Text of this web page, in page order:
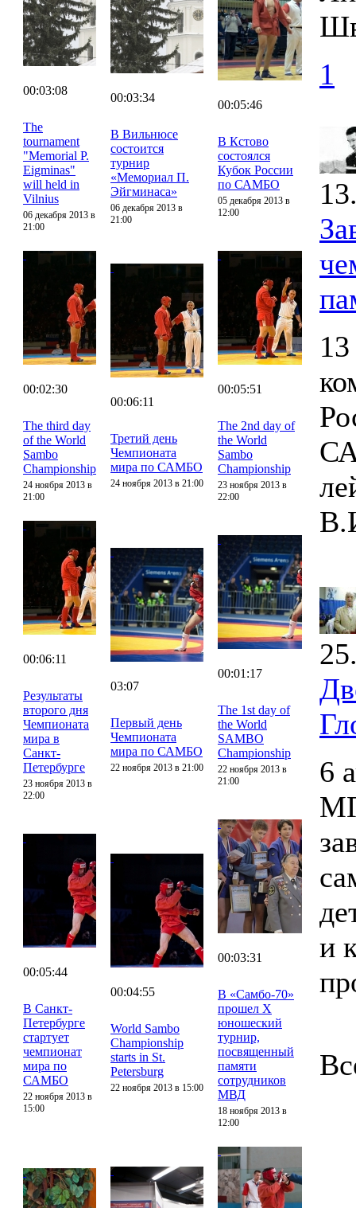
00:03:08
The
tournament
"Memorial P.
Eigminas"
will held in
Vilnius
06 декабря 2013 в
21:00
00:03:34
В Вильнюсе
состоится
турнир
«Мемориал П.
Эйгминаса»
06 декабря 2013 в
21:00
00:05:46
В Кстово
состоялся
Кубок России
по САМБО
05 декабря 2013 в
12:00
00:02:30
The third day
of the World
Sambo
Championship
24 ноября 2013 в
21:00
00:06:11
Третий день
Чемпионата
мира по САМБО
24 ноября 2013 в 21:00
00:05:51
The 2nd day of
the World
Sambo
Championship
23 ноября 2013 в
22:00
00:06:11
Результаты
второго дня
Чемпионата
мира в
Санкт-
Петербурге
23 ноября 2013 в
22:00
03:07
Первый день
Чемпионата
мира по САМБО
22 ноября 2013 в 21:00
00:01:17
The 1st day of
the World
SAMBO
Championship
22 ноября 2013 в
21:00
00:05:44
В Санкт-
Петербурге
стартует
чемпионат
мира по
САМБО
22 ноября 2013 в
15:00
00:04:55
World Sambo
Championship
starts in St.
Petersburg
22 ноября 2013 в 15:00
00:03:31
В «Самбо-70»
прошел X
юношеский
турнир,
посвященный
памяти
сотрудников
МВД
18 ноября 2013 в
12:00
1
6
и